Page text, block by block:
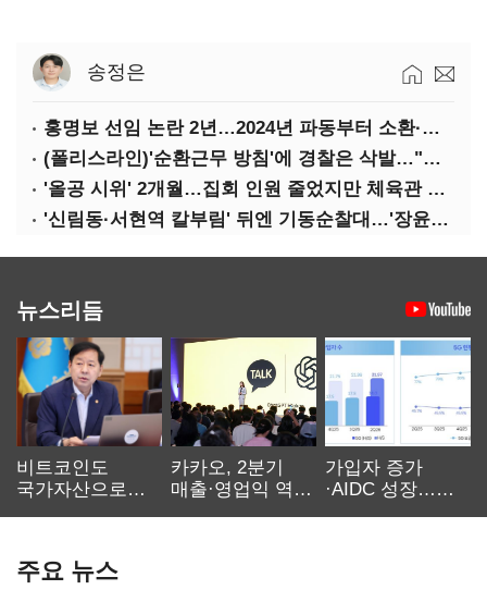
송정은
홍명보 선임 논란 2년…2024년 파동부터 소환·압색까지
(폴리스라인)'순환근무 방침'에 경찰은 삭발…"베테랑·수사력 보강 먼저"
'올공 시위' 2개월…집회 인원 줄었지만 체육관 봉쇄 계속
'신림동·서현역 칼부림' 뒤엔 기동순찰대…'장윤기 은폐·조작' 후엔 내부비리수사대
뉴스리듬
비트코인도
국가자산으로…'
카카오, 2분기
매출·영업익 역대
가입자 증가
·AIDC 성장…
주요 뉴스